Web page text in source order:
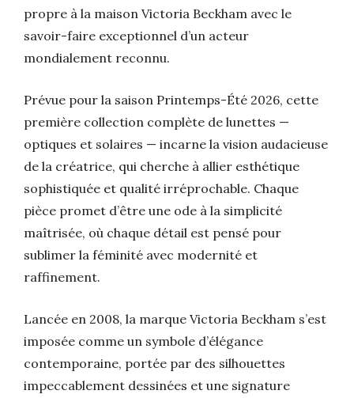
propre à la maison Victoria Beckham avec le
savoir-faire exceptionnel d’un acteur
mondialement reconnu.
Prévue pour la saison Printemps-Été 2026, cette
première collection complète de lunettes —
optiques et solaires — incarne la vision audacieuse
de la créatrice, qui cherche à allier esthétique
sophistiquée et qualité irréprochable. Chaque
pièce promet d’être une ode à la simplicité
maîtrisée, où chaque détail est pensé pour
sublimer la féminité avec modernité et
raffinement.
Lancée en 2008, la marque Victoria Beckham s’est
imposée comme un symbole d’élégance
contemporaine, portée par des silhouettes
impeccablement dessinées et une signature